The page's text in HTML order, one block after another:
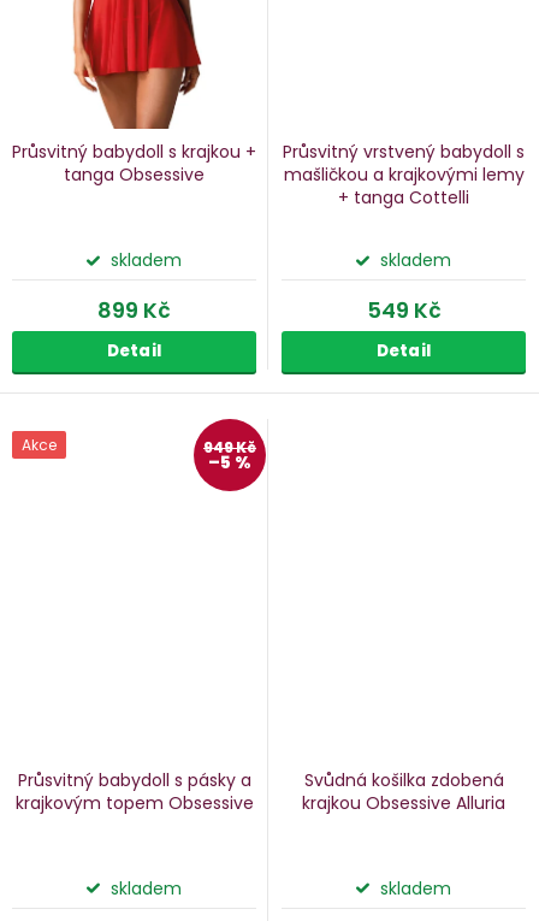
Průsvitný babydoll s krajkou +
tanga Obsessive
skladem
899 Kč
Detail
Průsvitný vrstvený babydoll s
mašličkou a krajkovými lemy
+ tanga Cottelli
skladem
549 Kč
Detail
Akce 949 Kč
–5 %
Průsvitný babydoll s pásky a
krajkovým topem Obsessive
skladem
Svůdná košilka zdobená
krajkou Obsessive Alluria
skladem